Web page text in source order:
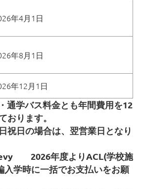
年4月1日
年8月1日
年12月1日
通学バス料金とも年間費用を12
おります。
祝日の場合は、翌営業日となり
2026年度よりACL(学校施
入学時に一括でお支払いをお願